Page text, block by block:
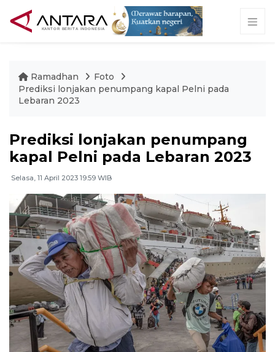
Ramadhan
Foto
Prediksi lonjakan penumpang kapal Pelni pada
Lebaran 2023
Prediksi lonjakan penumpang
kapal Pelni pada Lebaran 2023
Selasa, 11 April 2023 19:59 WIB